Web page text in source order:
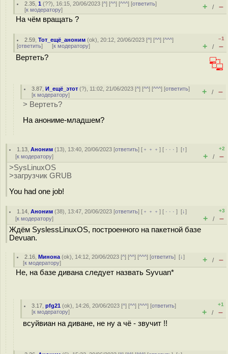
2.35 ,1 (??), 16:15, 20/06/2023 [^] [^^] [^^^] [ответить]
[к модератору] + / –
На чём вращать ?
2.59 ,Тот_ещё_аноним (ok), 20:12, 20/06/2023 [^] [^^] [^^^]
[ответить] [к модератору]
–1
+ / –
Вертеть?
3.87 ,И_ещё_этот (?), 11:02, 21/06/2023 [^] [^^] [^^^] [ответить]
[к модератору] + / –
> Вертеть?
На анониме-младшем?
1.13 ,Аноним (13), 13:40, 20/06/2023 [ответить] [ ﹢﹢﹢] [ · · ·][↑]
[к модератору]
+2
+ / –
>SysLinuxOS
>загрузчик GRUB
You had one job!
1.14 ,Аноним (38), 13:47, 20/06/2023 [ответить] [ ﹢﹢﹢] [ · · ·][↓]
[к модератору]
+3
+ / –
Ждём SyslessLinuxOS, построенного на пакетной базе
Devuan.
2.16 ,Минона (ok), 14:12, 20/06/2023 [^] [^^] [^^^] [ответить][↓]
[к модератору] + / –
Не, на базе дивана следует назвать Syvuan*
3.17 ,pfg21 (ok), 14:26, 20/06/2023 [^] [^^] [^^^] [ответить]
[к модератору]
+1
+ / –
всуйвиан на диване, не ну а чё - звучит !!